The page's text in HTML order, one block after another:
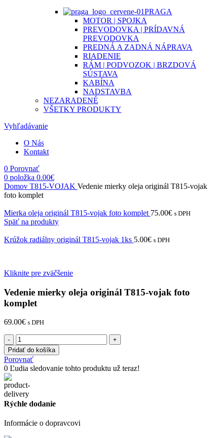
PRAGA
MOTOR | SPOJKA
PREVODOVKA | PRÍDAVNÁ
PREVODOVKA
PREDNÁ A ZADNÁ NÁPRAVA
RIADENIE
RÁM | PODVOZOK | BRZDOVÁ
SÚSTAVA
KABÍNA
NADSTAVBA
NEZARADENÉ
VŠETKY PRODUKTY
Vyhľadávanie
O Nás
Kontakt
0 Porovnať
0 položka 0.00€
Domov T815-VOJAK Vedenie mierky oleja originál T815-vojak
foto komplet
Mierka oleja originál T815-vojak foto komplet 75.00€ s DPH
Späť na produkty
Krúžok radiálny originál T815-vojak 1ks 5.00€ s DPH
Kliknite pre zväčšenie
Vedenie mierky oleja originál T815-vojak foto
komplet
69.00€ s DPH
množstvo
Vedenie
mierky
oleja
originál
T815-
vojak
foto
komplet
Pridať do košíka
Porovnať
0 Ľudia sledovanie tohto produktu už teraz!
Rýchle dodanie
Informácie o dopravcovi